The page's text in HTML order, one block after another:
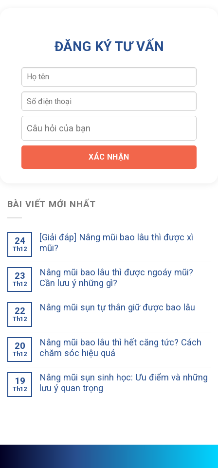
ĐĂNG KÝ TƯ VẤN
XÁC NHẬN
BÀI VIẾT MỚI NHẤT
24
Th12
[Giải đáp] Nâng mũi bao lâu thì được xì
mũi?
23
Th12
Nâng mũi bao lâu thì được ngoáy mũi?
Cần lưu ý những gì?
22
Th12
Nâng mũi sụn tự thân giữ được bao lâu
20
Th12
Nâng mũi bao lâu thì hết căng tức? Cách
chăm sóc hiệu quả
19
Th12
Nâng mũi sụn sinh học: Ưu điểm và những
lưu ý quan trọng